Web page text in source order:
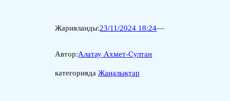
Жарияланды:23/11/2024 18:24—
Автор:Алатау Ахмет-Султан
категориядаЖаңалықтар